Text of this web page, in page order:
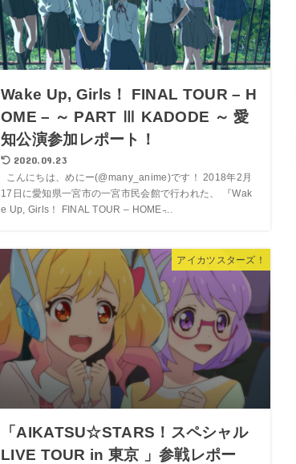
Wake Up, Girls！ FINAL TOUR – H
OME – ～ PART Ⅲ KADODE ～ 愛
知公演参加レポート！
2020.09.23
こんにちは、めにー(@many_anime)です！ 2018年2月
17日に愛知県一宮市の一宮市民会館で行われた、 『Wak
e Up, Girls！ FINAL TOUR – HOME ̵...
アイカツスターズ！
「AIKATSU☆STARS！スペシャル
LIVE TOUR in 東京 」参戦レポー